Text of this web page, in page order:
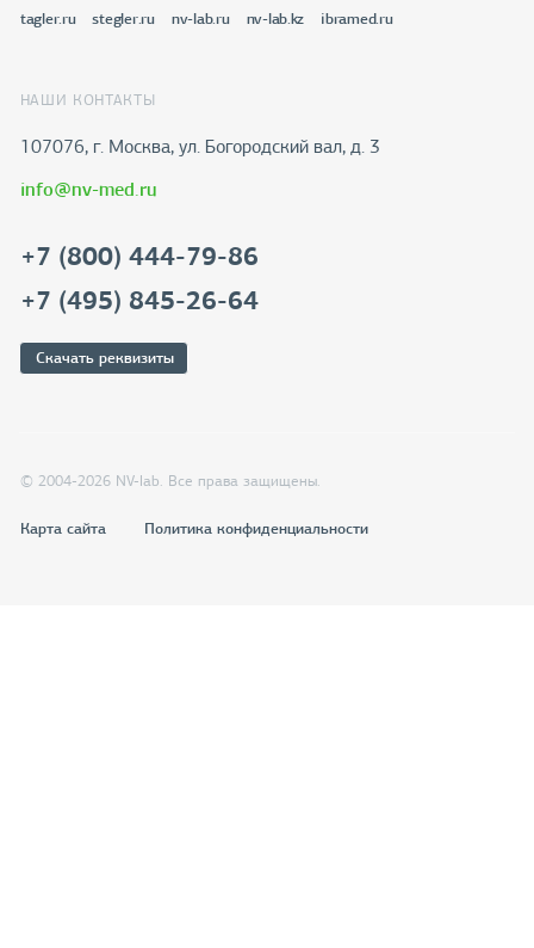
tagler.ru stegler.ru nv-lab.ru nv-lab.kz ibramed.ru
НАШИ КОНТАКТЫ
107076, г. Москва, ул. Богородский вал, д. 3
info@nv-med.ru
+7 (800) 444-79-86
+7 (495) 845-26-64
Скачать реквизиты
© 2004-2026 NV-lab. Все права защищены.
Карта сайта Политика конфиденциальности